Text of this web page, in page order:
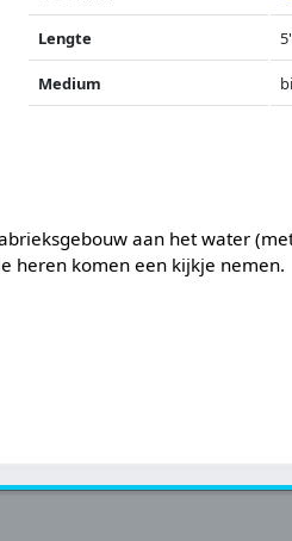
Lengte
Medium
aan het water
heren komen een kijkje nemen.